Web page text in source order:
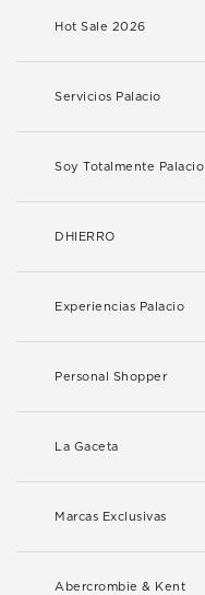
Hot Sale 2026
Servicios Palacio
Soy Totalmente Palacio
DHIERRO
Experiencias Palacio
Personal Shopper
La Gaceta
Marcas Exclusivas
Abercrombie & Kent